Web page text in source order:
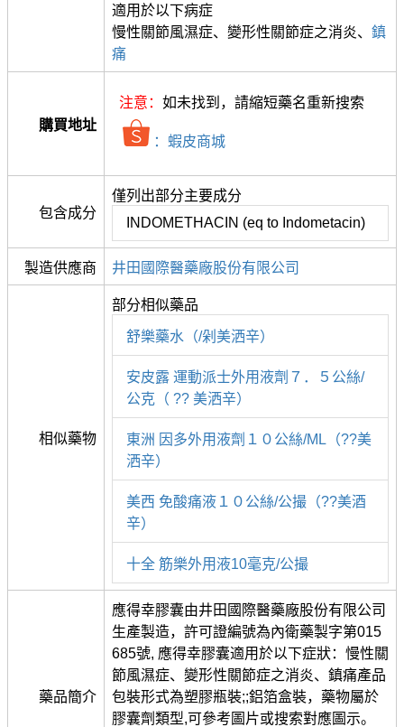
適用於以下病症
慢性關節風濕症、變形性關節症之消炎、 鎮
痛
購買地址
注意： 如未找到，請縮短藥名重新搜索
：蝦皮商城
包含成分
僅列出部分主要成分
INDOMETHACIN (eq to Indometacin)
製造供應商 井田國際醫藥廠股份有限公司
相似藥物
部分相似藥品
舒樂藥水（/剁美洒辛）
安皮露 運動派士外用液劑７．５公絲/
公克（ ?? 美洒辛）
東洲 因多外用液劑１０公絲/ML（??美
洒辛）
美西 免酸痛液１０公絲/公撮（??美酒
辛）
十全 筋樂外用液10毫克/公撮
藥品簡介
應得幸膠囊由井田國際醫藥廠股份有限公司
生產製造，許可證編號為內衛藥製字第015
685號, 應得幸膠囊適用於以下症狀：慢性關
節風濕症、變形性關節症之消炎、鎮痛產品
包裝形式為塑膠瓶裝;;鋁箔盒裝，藥物屬於
膠囊劑類型,可參考圖片或搜索對應圖示。